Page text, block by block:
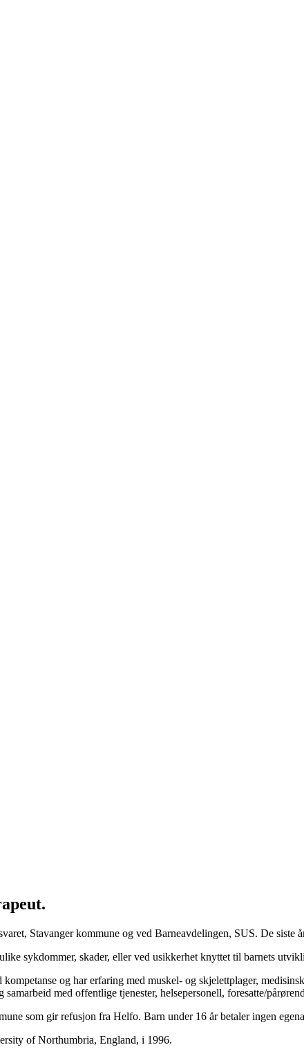
Stavanger kommune og ved Barneavdelingen, SUS. De siste
sykdommer, skader, eller ved usikkerhet knyttet til barnets
og har erfaring med muskel- og skjelettplager,
med offentlige tjenester, helsepersonell, foresatte/
som gir refusjon fra Helfo. Barn under 16 år betaler ingen
of Northumbria, England, i 1996.